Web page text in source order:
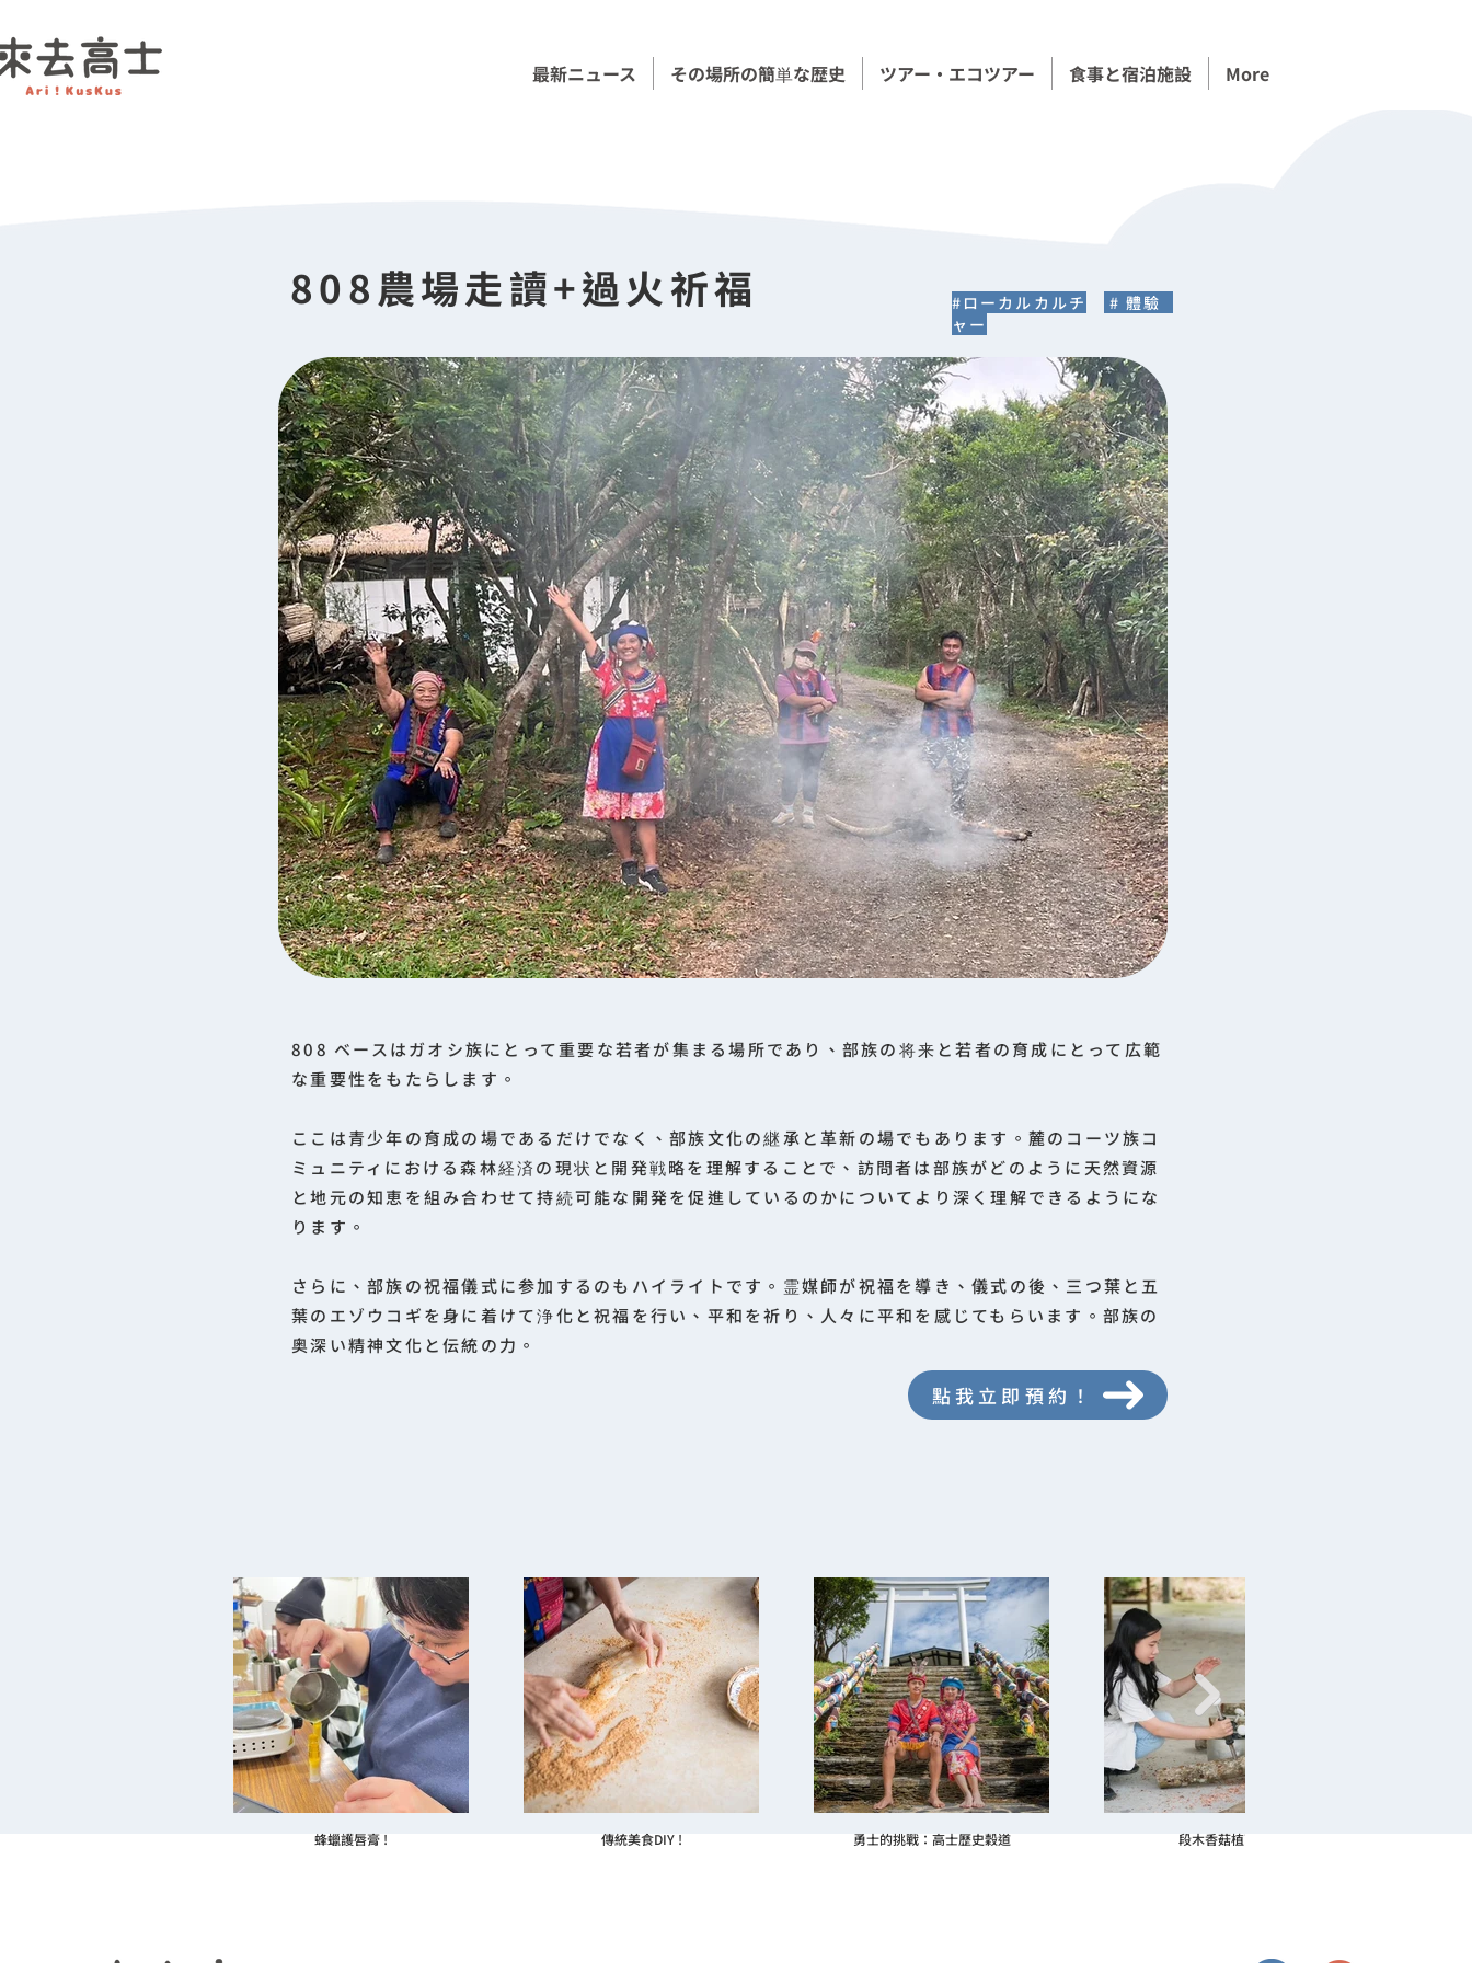
最新ニュース その場所の簡単な歴史 ツアー・エコツアー 食事と宿泊施設 More
808農場走讀+過火祈福
#ローカルカルチ
ャー
# 體驗
808 ベースはガオシ族にとって重要な若者が集まる場所であり、部族の将来と若者の育成にとって広範
な重要性をもたらします。
ここは青少年の育成の場であるだけでなく、部族文化の継承と革新の場でもあります。麓のコーツ族コ
ミュニティにおける森林経済の現状と開発戦略を理解することで、訪問者は部族がどのように天然資源
と地元の知恵を組み合わせて持続可能な開発を促進しているのかについてより深く理解できるようにな
ります。
さらに、部族の祝福儀式に参加するのもハイライトです。霊媒師が祝福を導き、儀式の後、三つ葉と五
葉のエゾウコギを身に着けて浄化と祝福を行い、平和を祈り、人々に平和を感じてもらいます。部族の
奥深い精神文化と伝統の力。
點我立即預約！
蜂蠟護唇膏 ! 傳統美食DIY ! 勇士的挑戰：高士歷史穀道 段木香菇植菌 !